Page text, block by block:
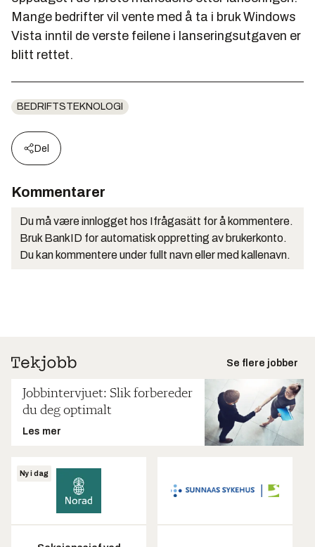
Mange bedrifter vil vente med å ta i bruk Windows
Vista inntil de verste feilene i lanseringsutgaven er
blitt rettet.
BEDRIFTSTEKNOLOGI
Del
Kommentarer
Du må være innlogget hos Ifrågasätt for å kommentere.
Bruk BankID for automatisk oppretting av brukerkonto.
Du kan kommentere under fullt navn eller med kallenavn.
Se flere jobber
Jobbintervjuet: Slik forbereder
du deg optimalt
Les mer
Ny i dag